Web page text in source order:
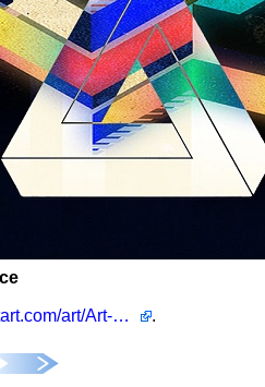
http://unlond0n.deviantart.com/art/Art-vs-Science-Retro-275031154 .